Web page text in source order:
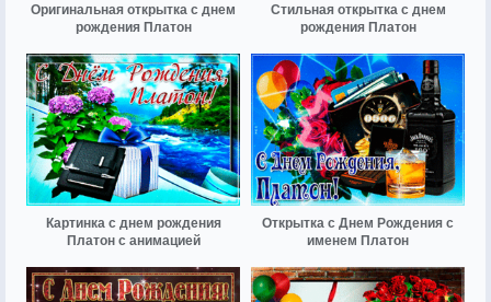
Оригинальная открытка с днем
рождения Платон
Стильная открытка с днем
рождения Платон
Картинка с днем рождения
Платон с анимацией
Открытка с Днем Рождения с
именем Платон